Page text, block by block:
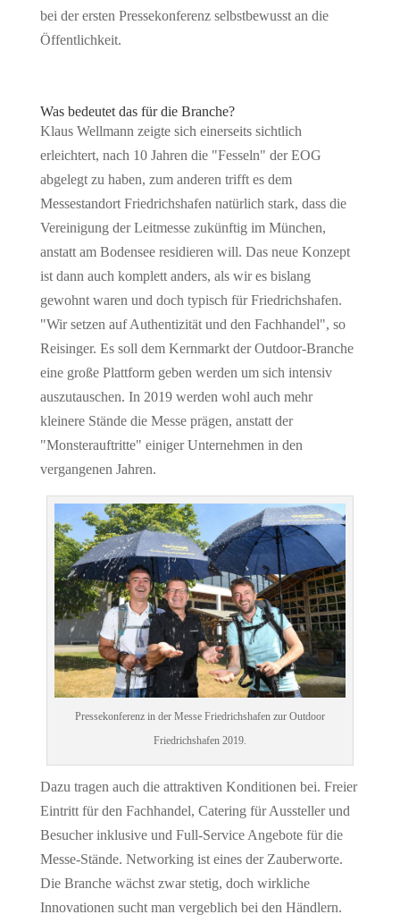
bei der ersten Pressekonferenz selbstbewusst an die
Öffentlichkeit.
Was bedeutet das für die Branche?
Klaus Wellmann zeigte sich einerseits sichtlich
erleichtert, nach 10 Jahren die "Fesseln" der EOG
abgelegt zu haben, zum anderen trifft es dem
Messestandort Friedrichshafen natürlich stark, dass die
Vereinigung der Leitmesse zukünftig im München,
anstatt am Bodensee residieren will. Das neue Konzept
ist dann auch komplett anders, als wir es bislang
gewohnt waren und doch typisch für Friedrichshafen.
"Wir setzen auf Authentizität und den Fachhandel", so
Reisinger. Es soll dem Kernmarkt der Outdoor-Branche
eine große Plattform geben werden um sich intensiv
auszutauschen. In 2019 werden wohl auch mehr
kleinere Stände die Messe prägen, anstatt der
"Monsterauftritte" einiger Unternehmen in den
vergangenen Jahren.
Pressekonferenz in der Messe Friedrichshafen zur Outdoor
Friedrichshafen 2019.
Dazu tragen auch die attraktiven Konditionen bei. Freier
Eintritt für den Fachhandel, Catering für Aussteller und
Besucher inklusive und Full-Service Angebote für die
Messe-Stände. Networking ist eines der Zauberworte.
Die Branche wächst zwar stetig, doch wirkliche
Innovationen sucht man vergeblich bei den Händlern.